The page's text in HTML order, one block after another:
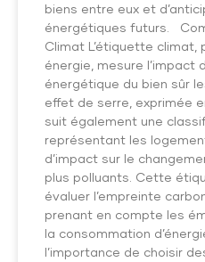
biens entre eux et
énergétiques futurs.
Climat L’étiquette climat,
énergie, mesure l’impact
énergétique du bien sûr
effet de serre, exprimée
suit également une
représentant les
d’impact sur le
plus polluants. Cette
évaluer l’empreinte
prenant en compte les
la consommation
l’importance de choisir